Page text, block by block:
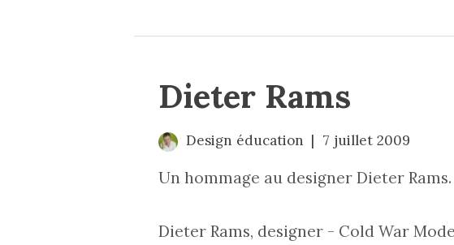
Dieter Rams
Design éducation 7 juillet 2009
Un hommage au designer Dieter
Dieter Rams, designer - Cold War